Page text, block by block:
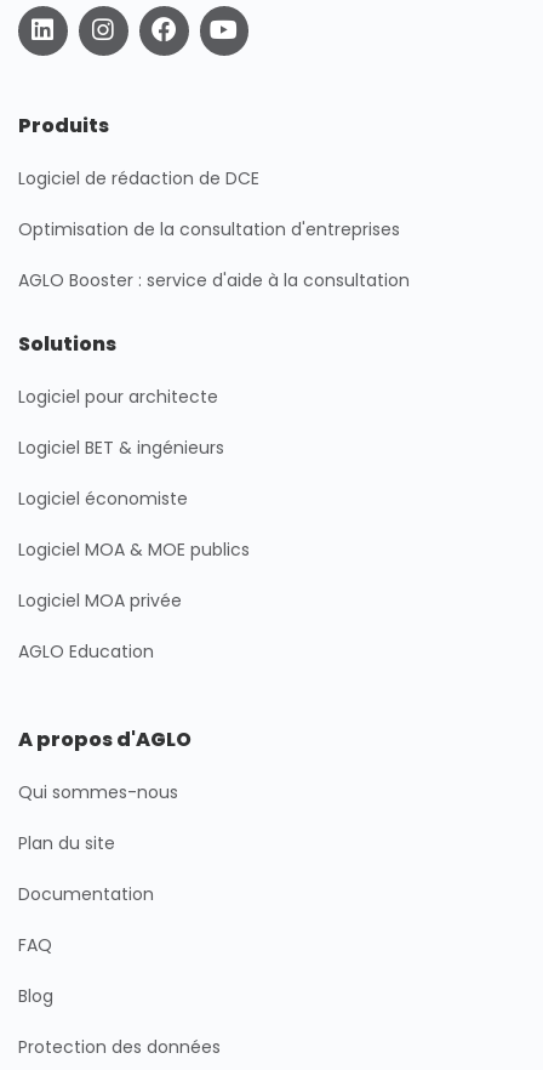
L
i
n
e
d
n
I
n
s
a
g
a
F
a
c
k
Y
o
u
Produits
Logiciel de rédaction de DCE
Optimisation de la consultation d'entreprises
AGLO Booster : service d'aide à la consultation
Solutions
Logiciel pour architecte
Logiciel BET & ingénieurs
Logiciel économiste
Logiciel MOA & MOE publics
Logiciel MOA privée
AGLO Education
A propos d'AGLO
Qui sommes-nous
Plan du site
Documentation
FAQ
Blog
Protection des données